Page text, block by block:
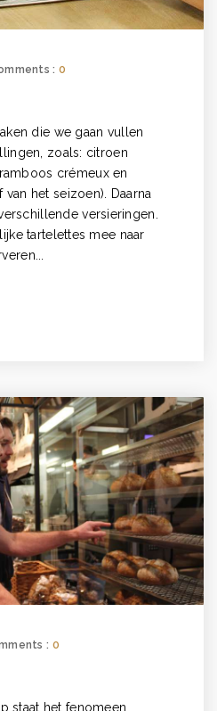
: 0
die we gaan vullen
zoals: citroen
crémeux en
het seizoen). Daarna
versieringen.
tartelettes mee naar
: 0
staat het fenomeen